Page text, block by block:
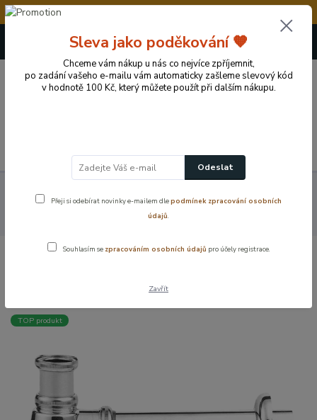
💥Vážení zákazníci, v době od 8.8. - 15.8.2026
+420 724 722 973
(Po-Pá, 09-17 hod.)
0 Kč
sifony a výpusti
Nerezový umyvadlový sifon, 5/4″, odpad 32 mm –
odpad 32 mm – chromové provedení
TOP produkt
Sleva jako poděkování 🧡
Chceme vám nákup u nás co nejvíce zpříjemnit,
po zadání vašeho e-mailu vám automaticky zašleme slevový kód
v hodnotě 100 Kč, který můžete použít při dalším nákupu.
Odeslat
Přeji si odebírat novinky e-mailem dlepodmínek zpracování osobních
údajů.
Souhlasím se zpracováním osobních údajů pro účely registrace.
Zavřít